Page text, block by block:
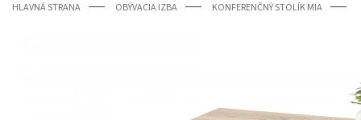
HLAVNÁ STRANA OBÝVACIA IZBA KONFERENČNÝ STOLÍK MIA